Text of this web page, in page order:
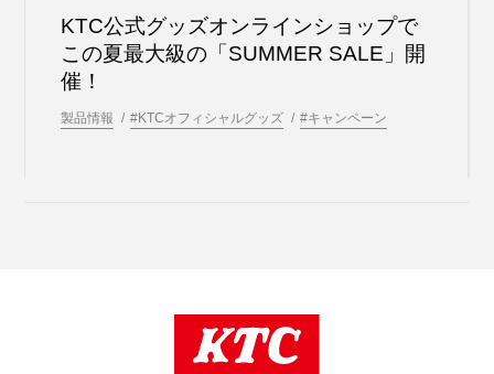
KTC公式グッズオンラインショップで
この夏最大級の「SUMMER SALE」開
催！
製品情報 #KTCオフィシャルグッズ #キャンペーン